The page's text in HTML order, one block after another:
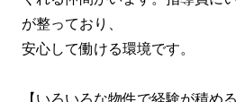
が整っており、
安心して働ける環境です。